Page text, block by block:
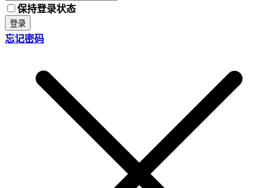
保持登录状态
登录
忘记密码